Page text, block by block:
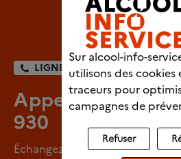
LIGNE DIRECTE
Appelez-nous
930
Échangez avec un
Sur alcool-info-
utilisons des cookies
traceurs pour
campagnes de
Refuser